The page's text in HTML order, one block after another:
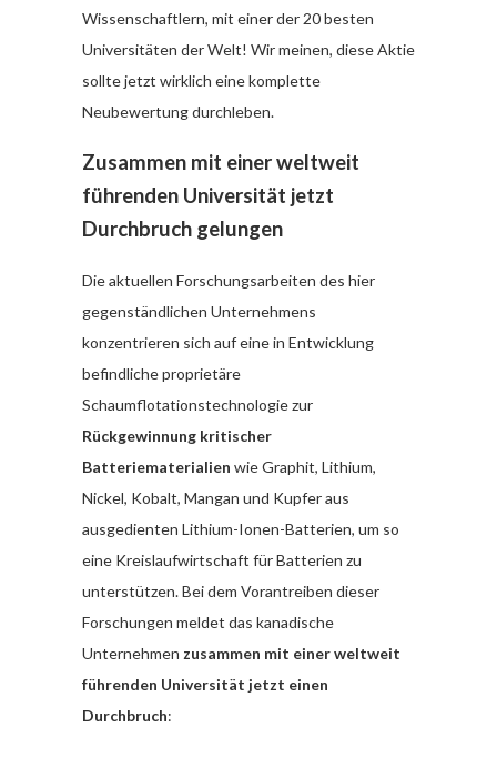
Wissenschaftlern, mit einer der 20 besten
Universitäten der Welt! Wir meinen, diese Aktie
sollte jetzt wirklich eine komplette
Neubewertung durchleben.
Zusammen mit einer weltweit
führenden Universität jetzt
Durchbruch gelungen
Die aktuellen Forschungsarbeiten des hier
gegenständlichen Unternehmens
konzentrieren sich auf eine in Entwicklung
befindliche proprietäre
Schaumflotationstechnologie zur
Rückgewinnung kritischer
Batteriematerialien wie Graphit, Lithium,
Nickel, Kobalt, Mangan und Kupfer aus
ausgedienten Lithium-Ionen-Batterien, um so
eine Kreislaufwirtschaft für Batterien zu
unterstützen. Bei dem Vorantreiben dieser
Forschungen meldet das kanadische
Unternehmen zusammen mit einer weltweit
führenden Universität jetzt einen
Durchbruch: